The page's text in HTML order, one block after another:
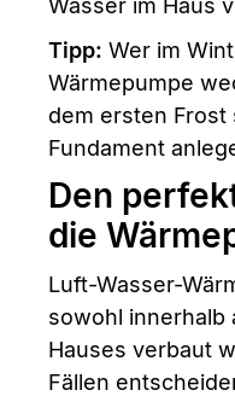
Tipp: Wer im
Wärmepumpe
dem ersten Frost
Fundament
Den
die
Luft-Wasser-
sowohl innerhalb
Hauses verbaut
Fällen